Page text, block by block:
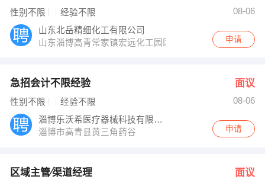
性别不限 经验不限
08-06
山东北岳精细化工有限公司
山东淄博高青常家镇宏远化工园区
申请
急招会计不限经验 面议
性别不限 经验不限
08-06
淄博乐沃希医疗器械科技有限公司
淄博市高青县黄三角药谷
申请
区域主管∕渠道经理 面议